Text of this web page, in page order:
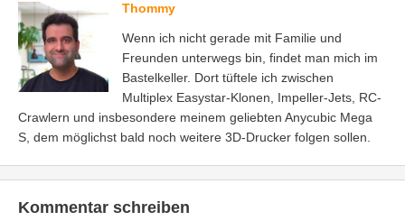
Thommy
Wenn ich nicht gerade mit Familie und
Freunden unterwegs bin, findet man mich im
Bastelkeller. Dort tüftele ich zwischen
Multiplex Easystar-Klonen, Impeller-Jets, RC-
Crawlern und insbesondere meinem geliebten Anycubic Mega
S, dem möglichst bald noch weitere 3D-Drucker folgen sollen.
Kommentar schreiben